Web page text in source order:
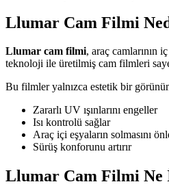
Llumar Cam Filmi
Llumar cam filmi, araç camlarının
teknoloji ile üretilmiş cam filmleri
Bu filmler yalnızca estetik bir
Zararlı UV ışınlarını engeller
Isı kontrolü sağlar
Araç içi eşyaların solmasını
Sürüş konforunu artırır
Llumar Cam Filmi Ne